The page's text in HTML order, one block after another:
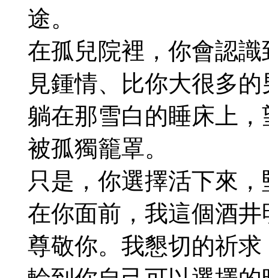
途。
在孤兒院裡，你會認
見鍾情、比你大很多
躺在那雪白的睡床上
被孤獨籠罩。
只是，你選擇活下來
在你面前，我這個酒
尊敬你。我懇切的祈